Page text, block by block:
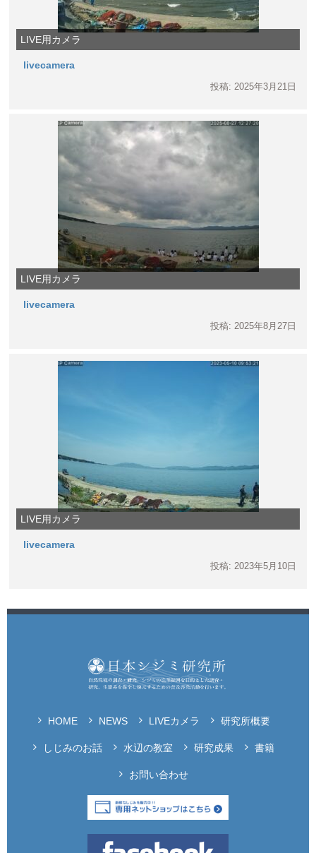
LIVE用カメラ
livecamera
投稿: 2025年3月21日
LIVE用カメラ
livecamera
投稿: 2025年8月27日
LIVE用カメラ
livecamera
投稿: 2023年5月10日
HOME NEWS LIVEカメラ 研究所概要
しじみのお話 水辺の教室 研究成果 書籍
お問い合わせ